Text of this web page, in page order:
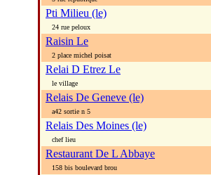
Pti Milieu (le)
24 rue peloux
Raisin Le
2 place michel poisat
Relai D Etrez Le
le village
Relais De Geneve (le)
a42 sortie n 5
Relais Des Moines (le)
chef lieu
Restaurant De L Abbaye
158 bis boulevard brou